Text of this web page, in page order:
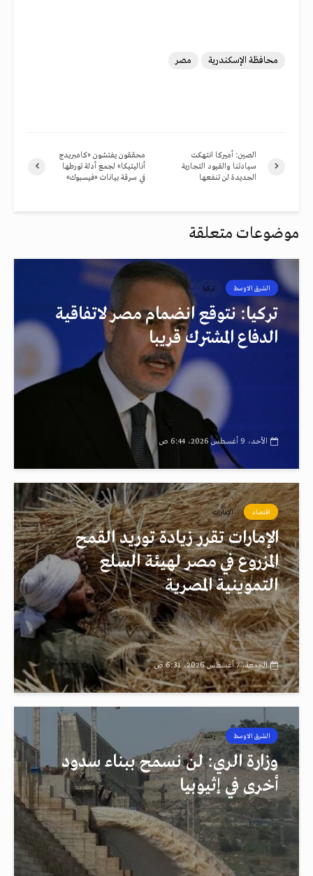
محافظة الإسكندرية مصر
محققون يفتشون «كامبريدج
أناليتيكا» لجمع أدلة تورطها
في سرقة بيانات «فيسبوك»
الصين: أميركا انتهكت
سيادتنا والقيود التجارية
الجديدة لن تنفعها
موضوعات متعلقة
الشرق الاوسط تركيا
تركيا: نتوقع انضمام مصر لاتفاقية
الدفاع المشترك قريبا
الأحد، 9 أغسطس 2026، 6:44 ص
اقتصاد الإمارات
الإمارات تقرر زيادة توريد القمح
المزروع في مصر لهيئة السلع
التموينية المصرية
الجمعة، 7 أغسطس 2026، 6:31 ص
الشرق الاوسط رصد
وزارة الري: لن نسمح ببناء سدود
أخرى في إثيوبيا